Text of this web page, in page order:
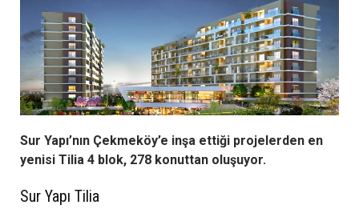
Sur Yapı’nın Çekmeköy’e inşa ettiği projelerden en
yenisi Tilia 4 blok, 278 konuttan oluşuyor.
Sur Yapı Tilia